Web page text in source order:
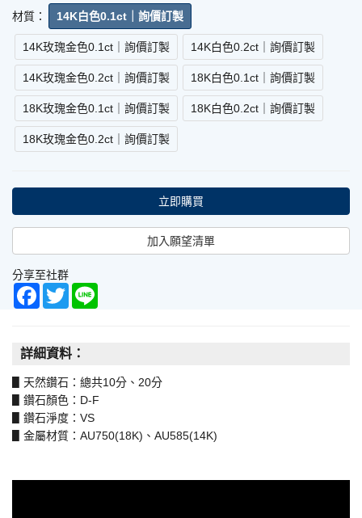
材質： 14K白色0.1ct｜詢價訂製
14K玫瑰金色0.1ct｜詢價訂製 14K白色0.2ct｜詢價訂製
14K玫瑰金色0.2ct｜詢價訂製 18K白色0.1ct｜詢價訂製
18K玫瑰金色0.1ct｜詢價訂製 18K白色0.2ct｜詢價訂製
18K玫瑰金色0.2ct｜詢價訂製
立即購買
加入願望清單
分享至社群
Facebook
Twitter
詳細資料：
天然鑽石：總共10分、20分
鑽石顏色：D-F
▋鑽石淨度：VS
▋金屬材質：AU750(18K) 、AU585(14K)